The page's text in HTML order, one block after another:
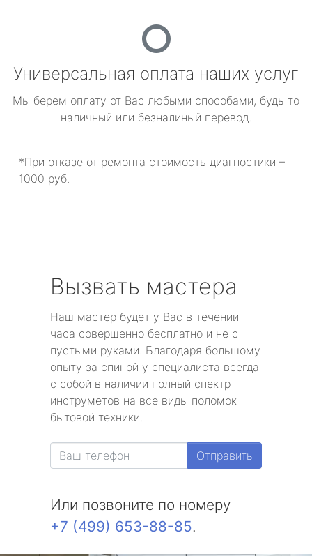
Универсальная оплата наших услуг
Мы берем оплату от Вас любыми способами, будь то
наличный или безналиный перевод.
*При отказе от ремонта стоимость диагностики –
1000 руб.
Вызвать мастера
Наш мастер будет у Вас в течении
часа совершенно бесплатно и не с
пустыми руками. Благодаря большому
опыту за спиной у специалиста всегда
с собой в наличии полный спектр
инструметов на все виды поломок
бытовой техники.
Отправить
Или позвоните по номеру
+7 (499) 653-88-85.